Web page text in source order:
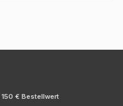
€ Bestellwert